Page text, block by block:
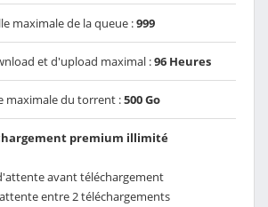
maximale de la queue :999
et d'upload maximal :96 Heures
maximale du torrent :500 Go
premium illimité
avant téléchargement
entre 2 téléchargements